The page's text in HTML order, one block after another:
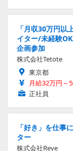
「月収30万円以
イター/未経験
企画参加
株式会社Tetote
東京都
月給32万円～
正社員
「好き」を仕事
ター
株式会社Reve